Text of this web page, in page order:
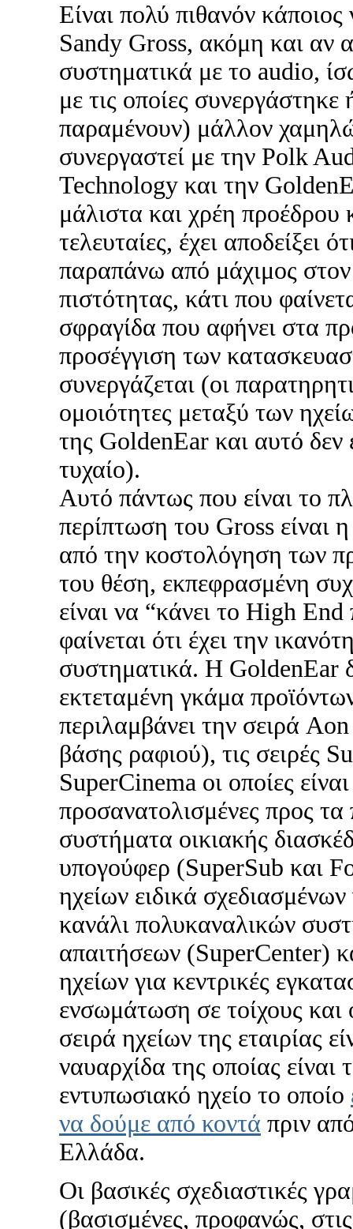
Είναι πολύ πιθανόν κάποιος
Sandy Gross, ακόμη και αν
συστηματικά με το audio,
με τις οποίες συνεργάστηκε
παραμένουν) μάλλον
συνεργαστεί με την Polk
Technology και την
μάλιστα και χρέη προέδρου
τελευταίες, έχει αποδείξει
παραπάνω από μάχιμος
πιστότητας, κάτι που
σφραγίδα που αφήνει στα
προσέγγιση των
συνεργάζεται (οι
ομοιότητες μεταξύ των
της GoldenEar και αυτό δεν
τυχαίο).
Αυτό πάντως που είναι το
περίπτωση του Gross είναι
από την κοστολόγηση των
του θέση, εκπεφρασμένη
είναι να “κάνει το High
φαίνεται ότι έχει την
συστηματικά. H GoldenEar
εκτεταμένη γκάμα
περιλαμβάνει την σειρά
βάσης ραφιού), τις σειρές
SuperCinema οι οποίες
προσανατολισμένες προς
συστήματα οικιακής
υπογούφερ (SuperSub και
ηχείων ειδικά σχεδιασμένων
κανάλι πολυκαναλικών
απαιτήσεων (SuperCenter)
ηχείων για κεντρικές
ενσωμάτωση σε τοίχους
σειρά ηχείων της εταιρίας
ναυαρχίδα της οποίας είναι
εντυπωσιακό ηχείο το οποίο
να δούμε από κοντά πριν
Ελλάδα.
Οι βασικές σχεδιαστικές
(βασισμένες, προφανώς,